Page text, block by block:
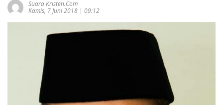
Suara Kristen.com
Kamis, 7 Juni 2018 | 09:12